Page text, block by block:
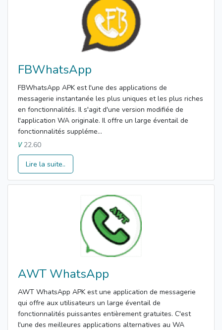
FBWhatsApp
FBWhatsApp APK est l'une des applications de
messagerie instantanée les plus uniques et les plus riches
en fonctionnalités. Il s'agit d'une version modifiée de
l'application WA originale. Il offre un large éventail de
fonctionnalités suppléme...
V22.60
Lire la suite..
AWT WhatsApp
AWT WhatsApp APK est une application de messagerie
qui offre aux utilisateurs un large éventail de
fonctionnalités puissantes entièrement gratuites. C'est
l'une des meilleures applications alternatives au WA